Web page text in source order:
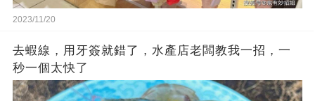
2023/11/20
去蝦線，用牙簽就錯了，水產店老闆教我一招，一
秒一個太快了